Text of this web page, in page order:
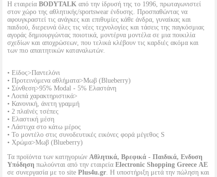
Η εταιρεία BODYTALK από την ίδρυσή της το 1996, πρωταγωνιστεί
στον χώρο της αθλητικής/sportswear ένδυσης. Προσπαθώντας να
αφουγκραστεί τις ανάγκες και επιθυμίες κάθε άνδρα, γυναίκας και
παιδιού, διερευνά όλες τις νέες τεχνολογίες και τάσεις της παγκόσμιας
αγοράς δημιουργώντας ποιοτικά, μοντέρνα μοντέλα σε μια ποικιλία
σχεδίων και αποχρώσεων, που τελικά κλέβουν τις καρδιές ακόμα και
των πιο απαιτητικών καταναλωτών.
• Είδος>Παντελόνι
• Προτεινόμενα αθλήματα>Μωβ (Blueberry)
• Σύνθεση>95% Modal - 5% Ελαστάνη
• Λοιπά χαρακτηριστικά>
• Κανονική, άνετη γραμμή
• 2 πλαϊνές τσέπες
• Ελαστική μέση
• Λάστιχα στο κάτω μέρος
• Το μοντέλο στις συνοδευτικές εικόνες φορά μέγεθος S
• Χρώμα>Μωβ (Blueberry)
Τα προϊόντα των κατηγοριών Αθλητικά, Βρεφικά - Παιδικά, Ενδυση
Υπόδηση πωλούνται από την εταιρεία Electronic Shopping Greece ΑΕ
σε συνεργασία με το site Plus4u.gr. Η υποστήριξη μετά την πώληση και